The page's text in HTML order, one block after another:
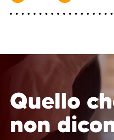
Quello
non